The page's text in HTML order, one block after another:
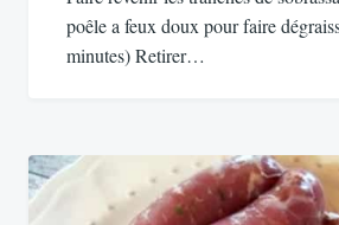
poêle a feux doux pour faire
minutes) Retirer…